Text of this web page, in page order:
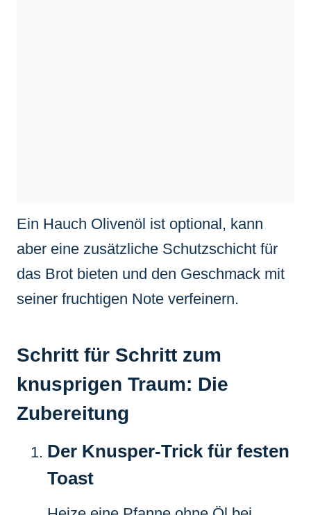
Ein Hauch Olivenöl ist optional, kann
aber eine zusätzliche Schutzschicht für
das Brot bieten und den Geschmack mit
seiner fruchtigen Note verfeinern.
Schritt für Schritt zum
knusprigen Traum: Die
Zubereitung
Der Knusper-Trick für festen
Toast